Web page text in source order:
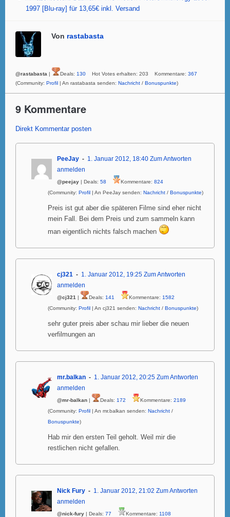
1997 [Blu-ray] für 13,65€ inkl. Versand
Von rastabasta
@rastabasta | Deals: 130 Hot Votes erhalten: 203 Kommentare: 367
(Community: Profil | An rastabasta senden: Nachricht / Bonuspunkte)
9 Kommentare
Direkt Kommentar posten
PeeJay 1. Januar 2012, 18:40 Zum Antworten
anmelden
@peejay | Deals: 58 Kommentare: 824
(Community: Profil | An PeeJay senden: Nachricht / Bonuspunkte)
Preis ist gut aber die späteren Filme sind eher nicht
mein Fall. Bei dem Preis und zum sammeln kann
man eigentlich nichts falsch machen
cj321 1. Januar 2012, 19:25 Zum Antworten
anmelden
@cj321 | Deals: 141 Kommentare: 1582
(Community: Profil | An cj321 senden: Nachricht / Bonuspunkte)
sehr guter preis aber schau mir lieber die neuen
verfilmungen an
mr.balkan 1. Januar 2012, 20:25 Zum Antworten
anmelden
@mr-balkan | Deals: 172 Kommentare: 2189
(Community: Profil | An mr.balkan senden: Nachricht /
Bonuspunkte)
Hab mir den ersten Teil geholt. Weil mir die
restlichen nicht gefallen.
Nick Fury 1. Januar 2012, 21:02 Zum Antworten
anmelden
@nick-fury | Deals: 77 Kommentare: 1108